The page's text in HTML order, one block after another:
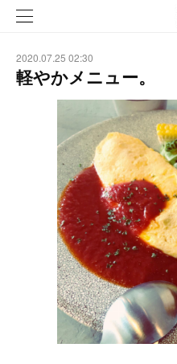
2020.07.25 02:30
軽やかメニュー。